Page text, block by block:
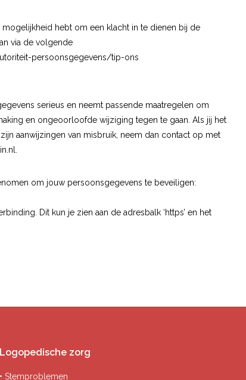
hebt om een klacht in te dienen bij de
via de volgende
persoonsgegevens/tip-ons
serieus en neemt passende maatregelen om
en ongeoorloofde wijziging tegen te gaan. Als jij het
aanwijzingen van misbruik, neem dan contact op met
om jouw persoonsgegevens te beveiligen:
Dit kun je zien aan de adresbalk ‘https’ en het
Logopedische zorg
• Stemproblemen